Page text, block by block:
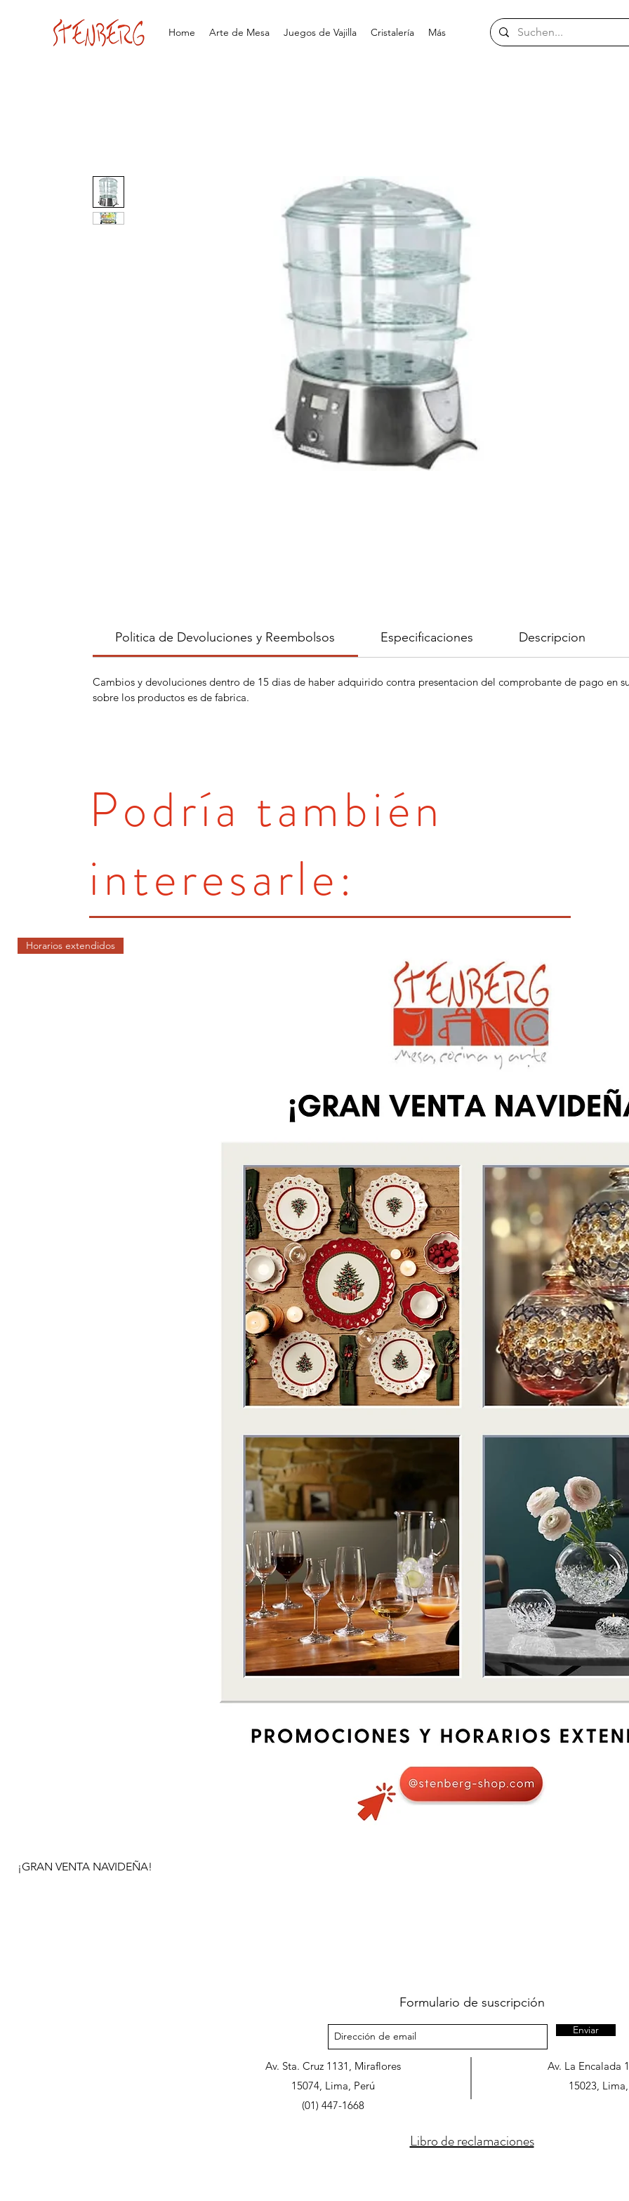
Home Arte de Mesa Juegos de Vajilla Cristalería Más
Politica de Devoluciones y Reembolsos Especificaciones Descripcion
Cambios y devoluciones dentro de 15 dias de haber adquirido contra presentacion del comprobante de pago en
sobre los productos es de fabrica.
Horarios extendidos
¡GRAN VENTA NAVIDEÑA!
Podría también
interesarle:
Formulario de suscripción
Enviar
Av. Sta. Cruz 1131, Miraflores
15074, Lima, Perú
Av. La Encalada
15023,
(01) 447-1668
Libro de reclamaciones